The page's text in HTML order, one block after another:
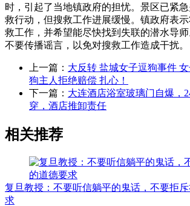
时，引起了当地镇政府的担忧。景区已紧
救行动，但搜救工作进展缓慢。镇政府表
救工作，并希望能尽快找到失联的潜水导
不要传播谣言，以免对搜救工作造成干扰。
上一篇： 大反转 盐城女子逗狗事件
狗主人拒绝赔偿 扎心！
下一篇： 大连酒店浴室玻璃门自爆，
穿，酒店推卸责任
相关推荐
复旦教授：不要听信躺平的鬼话，不要拒
求